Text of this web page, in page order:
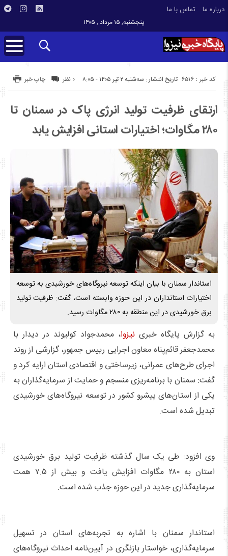
درباره ما تماس با ما
پنجشنبه, ۱۵ مرداد , ۱۴۰۵
تاریخ انتشار : سه‌شنبه ۲ تیر ۱۴۰۵ - ۸:۰۵ کد خبر : 6516 چاپ خبر ۰ نظر
ارتقای ظرفیت تولید انرژی پاک در سمنان تا
۲۸۰ مگاوات؛ اختیارات استانی افزایش یابد
استاندار سمنان با بیان اینکه توسعه نیروگاه‌های خورشیدی به توسعه
اختیارات استانداران در این حوزه وابسته است، گفت: ظرفیت تولید
برق خورشیدی در این منطقه به ۲۸۰ مگاوات رسید.
به گزارش پایگاه خبری نیزوا، محمدجواد کولیوند در دیدار با
محمدجعفر قائم‌پناه معاون اجرایی رییس جمهور، گزارشی از روند
اجرای طرح‌های عمرانی، زیرساختی و اقتصادی استان ارایه کرد و
گفت: سمنان با برنامه‌ریزی منسجم و حمایت از سرمایه‌گذاران به
یکی از استان‌های پیشرو کشور در توسعه نیروگاه‌های خورشیدی
تبدیل شده است.
وی افزود: طی یک سال گذشته ظرفیت تولید برق خورشیدی
استان به ۲۸۰ مگاوات افزایش یافت و بیش از ۷.۵ همت
سرمایه‌گذاری جدید در این حوزه جذب شده است.
استاندار سمنان با اشاره به تجربه‌های استان در تسهیل
سرمایه‌گذاری، خواستار بازنگری در آیین‌نامه احداث نیروگاه‌های